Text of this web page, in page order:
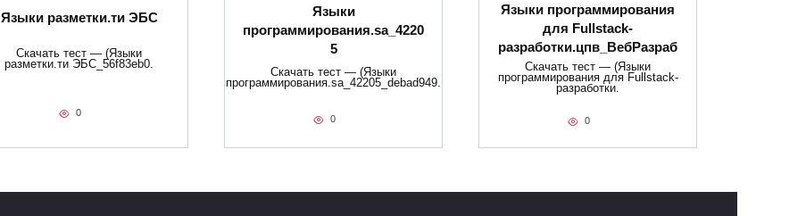
Языки разметки.ти​ ЭБС
Скачать тест — (Языки
разметки.ти​ ЭБС_56f83eb0.
0
Языки
программирования.sa_4220
5
Скачать тест — (Языки
программирования.sa_42205_debad949.
0
Языки программирования
для Fullstack-
разработки.цпв_ВебРазраб
Скачать тест — (Языки
программирования для Fullstack-
разработки.
0